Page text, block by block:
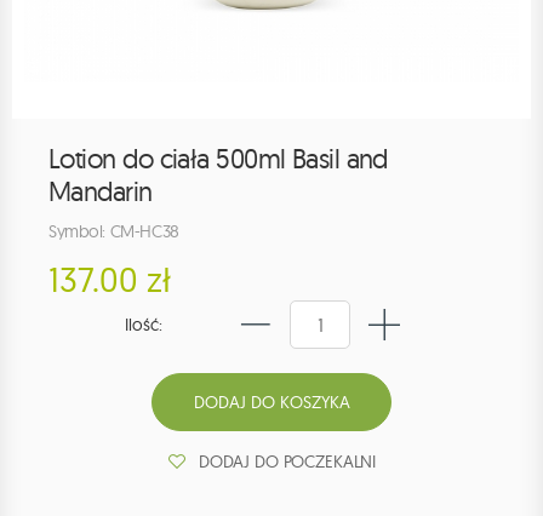
Lotion do ciała 500ml Basil and
Mandarin
Symbol: CM-HC38
137.00 zł
Ilość:
DODAJ DO POCZEKALNI